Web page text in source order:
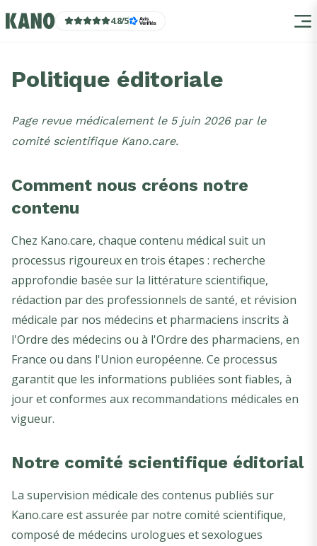
4.8/5
Politique éditoriale
Page revue médicalement le 5 juin 2026par le
comité scientifique Kano.care.
Comment nous créons notre
contenu
Chez Kano.care, chaque contenu médical suit un
processus rigoureux en trois étapes : recherche
approfondie basée sur la littérature scientifique,
rédaction par des professionnels de santé, et révision
médicale par nos médecins et pharmaciens inscrits à
l'Ordre des médecins ou à l'Ordre des pharmaciens, en
France ou dans l'Union européenne. Ce processus
garantit que les informations publiées sont fiables, à
jour et conformes aux recommandations médicales en
vigueur.
Notre comité scientifique éditorial
La supervision médicale des contenus publiés sur
Kano.care est assurée par notre comité scientifique,
composé de médecins urologues et sexologues